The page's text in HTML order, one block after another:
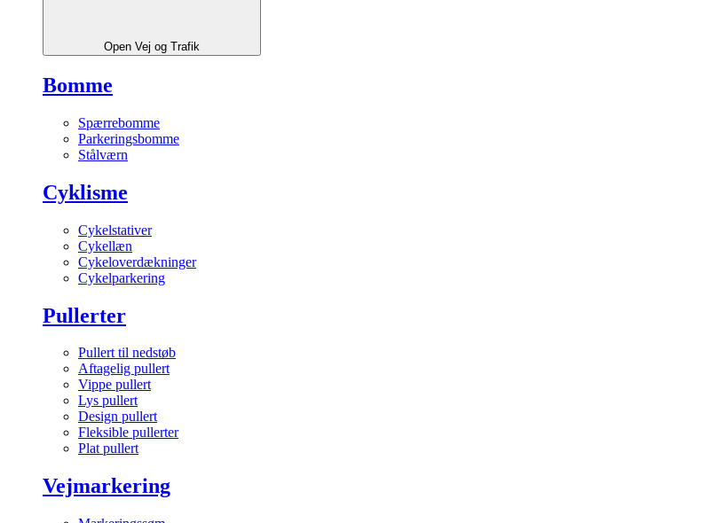
Open Vej og Trafik
Bomme
Spærrebomme
Parkeringsbomme
Stålværn
Cyklisme
Cykelstativer
Cykellæn
Cykeloverdækninger
Cykelparkering
Pullerter
Pullert til nedstøb
Aftagelig pullert
Vippe pullert
Lys pullert
Design pullert
Fleksible pullerter
Plat pullert
Vejmarkering